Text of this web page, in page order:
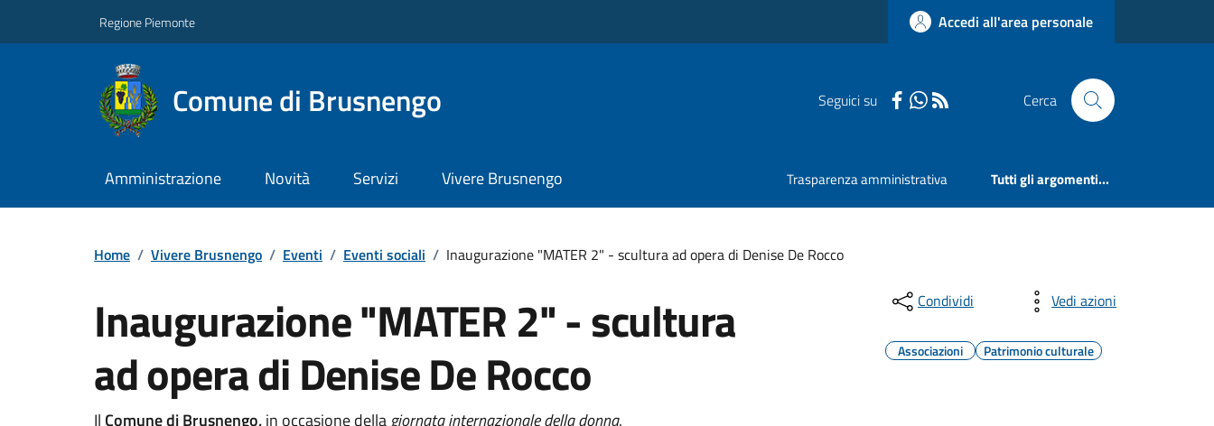
Regione Piemonte Accedi all'area personale
Comune di Brusnengo Seguici su Cerca
Amministrazione Novità Servizi Vivere Brusnengo Trasparenza amministrativa Tutti gli argomenti...
Home / Vivere Brusnengo / Eventi / Eventi sociali / Inaugurazione "MATER 2" - scultura ad opera di Denise De Rocco
Inaugurazione "MATER 2" - scultura
ad opera di Denise De Rocco
Il Comune di Brusnengo,in occasione dellagiornata internazionale della donna,
Condividi Vedi azioni
Associazioni Patrimonio culturale